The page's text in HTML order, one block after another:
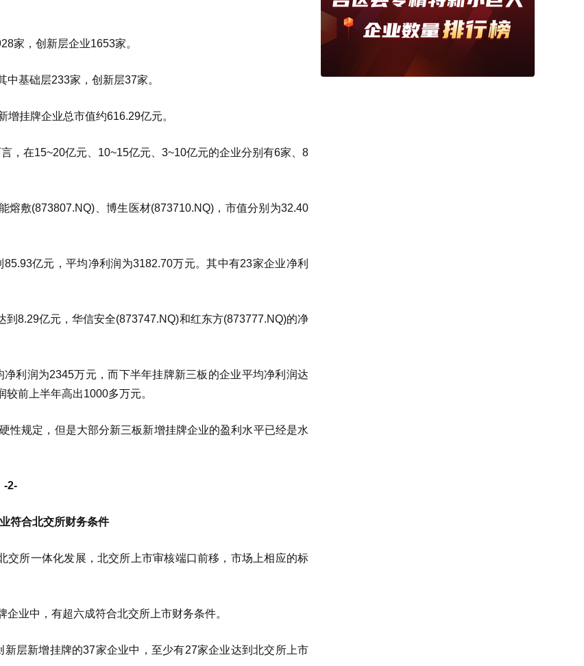
家，创新层企业1653家。
基础层233家，创新层37家。
挂牌企业总市值约616.29亿元。
，在15~20亿元、10~15亿元、3~10亿元的企业分别有6家、8
敷(873807.NQ)、博生医材(873710.NQ)，市值分别为32.40
亿元，平均净利润为3182.70万元。其中有23家企业净利
8.29亿元，华信安全(873747.NQ)和红东方(873777.NQ)的净
利润为2345万元，而下半年挂牌新三板的企业平均净利润达
前上半年高出1000多万元。
性规定，但是大部分新三板新增挂牌企业的盈利水平已经是水
-2-
符合北交所财务条件
交所一体化发展，北交所上市审核端口前移，市场上相应的标
业中，有超六成符合北交所上市财务条件。
层新增挂牌的37家企业中，至少有27家企业达到北交所上市